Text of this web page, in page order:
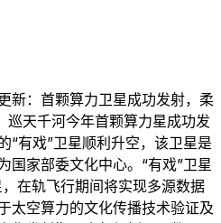
新：首颗算力卫星成功发射，柔
巡天千河今年首颗算力星成功发
“有戏”卫星顺利升空，该卫星是
国家部委文化中心。“有戏”卫星
在轨飞行期间将实现多源数据
太空算力的文化传播技术验证及